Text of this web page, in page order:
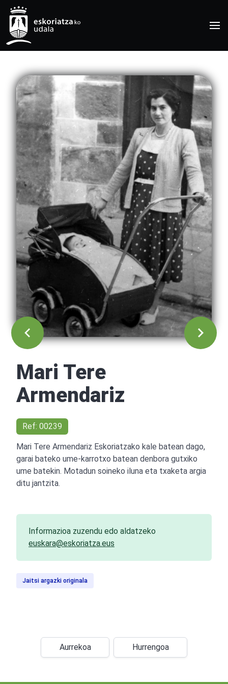
Mari Tere
Armendariz
Ref: 00239
Mari Tere Armendariz Eskoriatzako kale batean dago,
garai bateko ume-karrotxo batean denbora gutxiko
ume batekin. Motadun soineko iluna eta txaketa argia
ditu jantzita.
Informazioa zuzendu edo aldatzeko
euskara@eskoriatza.eus
Jaitsi argazki originala
Aurrekoa Hurrengoa